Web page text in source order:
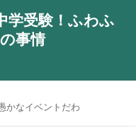
学受験！ふわふ
事情
かなイベントだわ